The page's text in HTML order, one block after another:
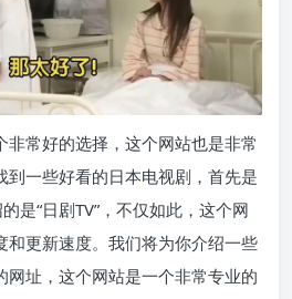
非常好的选择，这个网站也是非常
到一些好看的日本电视剧，首先是
是“日剧TV”，不仅如此，这个网
和更新速度。我们将为你介绍一些
网址，这个网站是一个非常专业的